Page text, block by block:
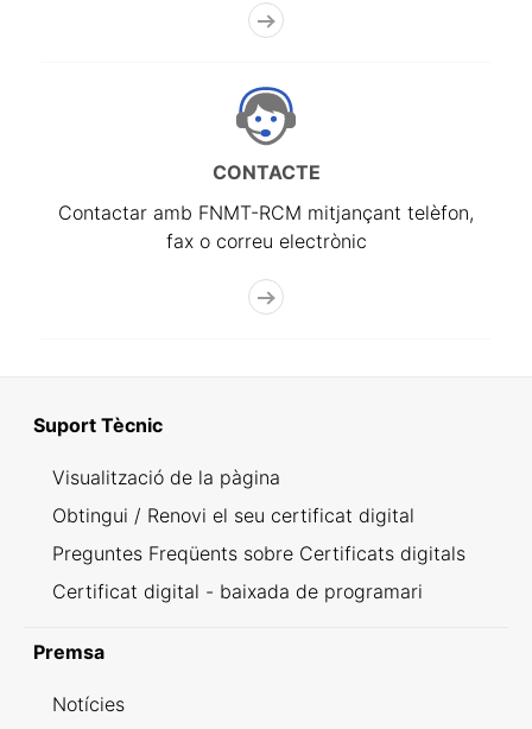
CONTACTE
Contactar amb FNMT-RCM mitjançant telèfon,
fax o correu electrònic
Suport Tècnic
Visualització de la pàgina
Obtingui / Renovi el seu certificat digital
Preguntes Freqüents sobre Certificats digitals
Certificat digital - baixada de programari
Premsa
Notícies